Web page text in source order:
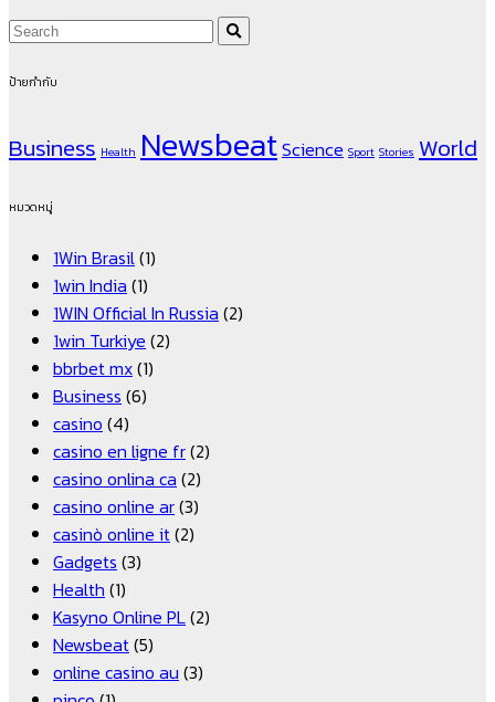
ป้ายกำกับ
Business Health NewsbeatScience Sport Stories World
หมวดหมู่
1Win Brasil(1)
1win India (1)
1WIN Official In Russia (2)
1win Turkiye (2)
bbrbet mx(1)
Business (6)
casino (4)
casino en ligne fr(2)
casino onlina ca (2)
casino online ar(3)
casinò online it(2)
Gadgets (3)
Health (1)
Kasyno Online PL(2)
Newsbeat(5)
online casino au (3)